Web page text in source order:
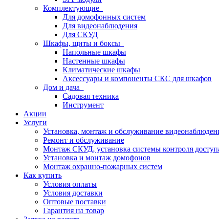
Комплектующие
Для домофонных систем
Для видеонаблюдения
Для СКУД
Шкафы, щиты и боксы
Напольные шкафы
Настенные шкафы
Климатические шкафы
Аксессуары и компоненты СКС для шкафов
Дом и дача
Садовая техника
Инструмент
Акции
Услуги
Установка, монтаж и обслуживание
Ремонт и обслуживание
Монтаж СКУД, установка системы контроля
Установка и монтаж домофонов
Монтаж охранно-пожарных систем
Как купить
Условия оплаты
Условия доставки
Оптовые поставки
Гарантия на товар